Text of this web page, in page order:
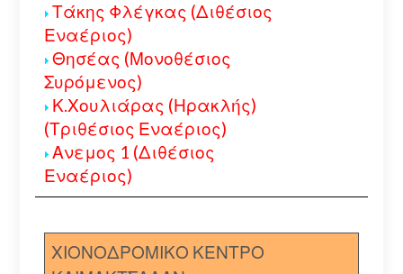
Τάκης Φλέγκας (Διθέσιος
Εναέριος)
Θησέας (Μονοθέσιος
Συρόμενος)
Κ.Χουλιάρας (Ηρακλής)
(Τριθέσιος Εναέριος)
Ανεμος 1 (Διθέσιος
Εναέριος)
ΧΙΟΝΟΔΡΟΜΙΚΟ ΚΕΝΤΡΟ